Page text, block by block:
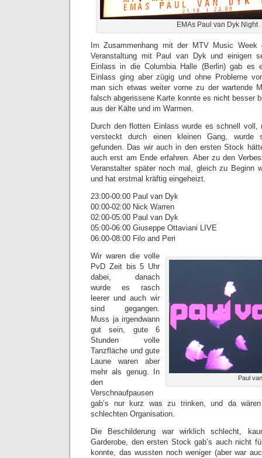
EMAs Paul van Dyk Night
Im Zusammenhang mit der MTV Music
Veranstaltung mit Paul van Dyk und einigen
Einlass in die Columbia Halle (Berlin) gab es
Einlass ging aber zügig und ohne Probleme
man sich etwas weiter vorne zu der wartende
falsch abgerissene Karte konnte es nicht besser
aus der Kälte und im Warmen.
Durch den flotten Einlass wurde es schnell voll,
versteckt durch einen kleinen Gang, wurde
gefunden. Das wir auch in den ersten Stock
auch erst am Ende erfahren. Aber zu den
Veranstalter später noch mal, gleich zu Beginn
und hat erstmal kräftig eingeheizt.
23:00-00:00 Paul van Dyk
00:00-02:00 Nick Warren
02:00-05:00 Paul van Dyk
05:00-06:00 Giuseppe Ottaviani LIVE
06:00-08:00 Filo and Peri
Paul
Wir waren die volle
PvD Zeit bis 5 Uhr
dabei, danach
wurde es rasch
leerer und auch wir
sind gegangen.
Muss ja irgendwann
gut sein, gute 6
Stunden volle
Tanzfläche und gute
Laune waren aber
mehr als genug. In
den
Verschnaufpausen
gab’s nur kurz was zu trinken, und da
schlechten Organisation.
Die Beschilderung war wirklich schlecht,
Garderobe, den ersten Stock gab’s auch nicht
konnte, das wussten noch weniger (aber war